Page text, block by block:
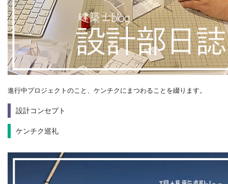
進行中プロジェクトのこと、ケンチクにまつわることを綴ります。
設計コンセプト
ケンチク巡礼